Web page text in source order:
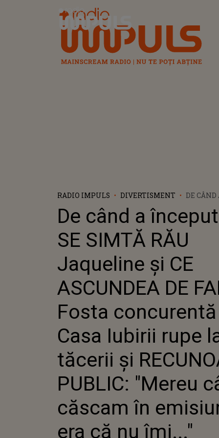
Radio Impuls
RADIO IMPULS DIVERTISMENT
DE
FOSTA
DIN
"MEREU
ÎN
NU ÎMI..."
De când a
SE SIMTĂ RĂU
Jaqueline și CE
ASCUNDEA DE
Fosta
Casa Iubirii rupe
tăcerii și
PUBLIC: "Mereu
căscam în
era că nu îmi..."